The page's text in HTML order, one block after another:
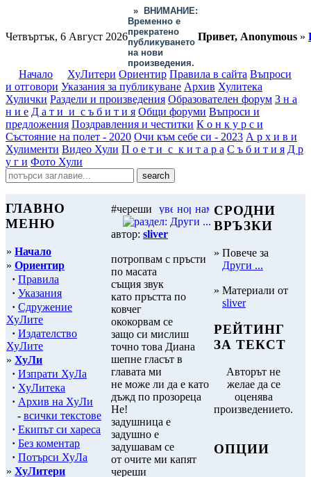
Четвъртък, 6 Август 2026
»
ВНИМАНИЕ:
Временно е
прекратено
публикуването
на нови
произведения.
Привет, Anonymous »
Начало ХуЛитери Ориентир Правила в сайта Въпроси
и отговори Указания за публикуване Архив Хулитека
Хулички Раздели и произведения Образователен форум З н а
н и е Д а т и и с ъ б и т и я Общи форуми Въпроси и
предложения Поздравления и честитки К о н к у р с и
Състояние на полет - 2020 Очи към себе си - 2023 А р х и в и
Хулименти Видео Хули П о е т и с к и т а р а С ъ б и т и я Д р
у г и Фото Хули
ГЛАВНО
МЕНЮ
» Начало
» Ориентир
· Правила
· Указания
· Сдружение
ХуЛите
· Издателство
ХуЛите
» ХуЛи
· Изпрати ХуЛа
· ХуЛитека
· Архив на ХуЛи
- всички текстове
· Екипът си хареса
· Без коментар
· Потърси ХуЛа
» ХуЛитери
#череши
автор: sliver
потропвам с пръсти
по масата
същия звук
като пръстта по
ковчег
ококорвам се
защо си мислиш
точно това Диана
шепне гласът в
главата ми
не може ли да е като
дъжд по прозореца
Не!
задушница е
задушно е
задушавам се
от очите ми капят
череши
СРОДНИ
ВРЪЗКИ
» Повече за
Други ...
» Материали от
sliver
РЕЙТИНГ
ЗА ТЕКСТ
Авторът не
желае да се
оценява
произведението.
ОПЦИИ